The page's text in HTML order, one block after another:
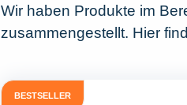
Wir haben Produkte im
zusammengestellt. Hier
BESTSELLER